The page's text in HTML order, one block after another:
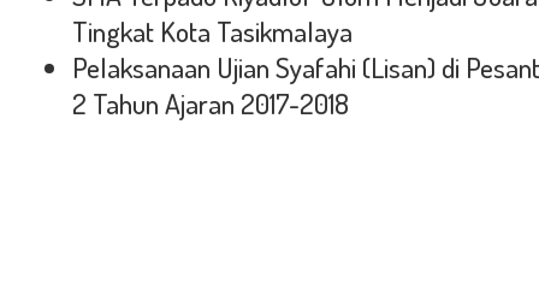
Tingkat Kota Tasikmalaya
Pelaksanaan Ujian Syafahi (Lisan) di
2 Tahun Ajaran 2017-2018